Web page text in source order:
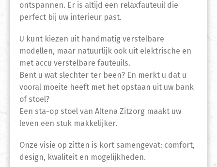
ontspannen. Er is altijd een relaxfauteuil die
perfect bij uw interieur past.
U kunt kiezen uit handmatig verstelbare
modellen, maar natuurlijk ook uit elektrische en
met accu verstelbare fauteuils.
Bent u wat slechter ter been? En merkt u dat u
vooral moeite heeft met het opstaan uit uw bank
of stoel?
Een sta-op stoel van Altena Zitzorg maakt uw
leven een stuk makkelijker.
Onze visie op zitten is kort samengevat: comfort,
design, kwaliteit en mogelijkheden.